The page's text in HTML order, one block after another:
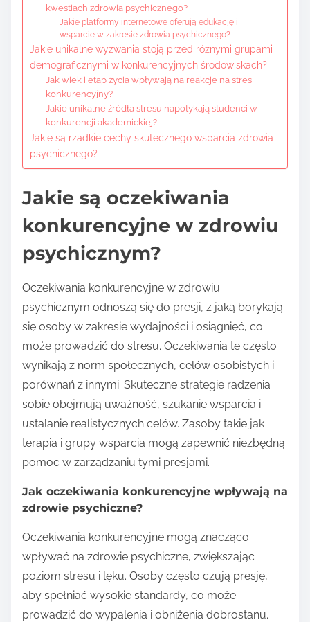
kwestiach zdrowia psychicznego?
Jakie platformy internetowe oferują edukację i
wsparcie w zakresie zdrowia psychicznego?
Jakie unikalne wyzwania stoją przed różnymi grupami
demograficznymi w konkurencyjnych środowiskach?
Jak wiek i etap życia wpływają na reakcje na stres
konkurencyjny?
Jakie unikalne źródła stresu napotykają studenci w
konkurencji akademickiej?
Jakie są rzadkie cechy skutecznego wsparcia zdrowia
psychicznego?
Jakie są oczekiwania
konkurencyjne w zdrowiu
psychicznym?
Oczekiwania konkurencyjne w zdrowiu
psychicznym odnoszą się do presji, z jaką borykają
się osoby w zakresie wydajności i osiągnięć, co
może prowadzić do stresu. Oczekiwania te często
wynikają z norm społecznych, celów osobistych i
porównań z innymi. Skuteczne strategie radzenia
sobie obejmują uważność, szukanie wsparcia i
ustalanie realistycznych celów. Zasoby takie jak
terapia i grupy wsparcia mogą zapewnić niezbędną
pomoc w zarządzaniu tymi presjami.
Jak oczekiwania konkurencyjne wpływają na
zdrowie psychiczne?
Oczekiwania konkurencyjne mogą znacząco
wpływać na zdrowie psychiczne, zwiększając
poziom stresu i lęku. Osoby często czują presję,
aby spełniać wysokie standardy, co może
prowadzić do wypalenia i obniżenia dobrostanu.